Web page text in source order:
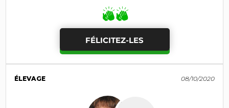
FÉLICITEZ-LES
ÉLEVAGE 08/10/2020